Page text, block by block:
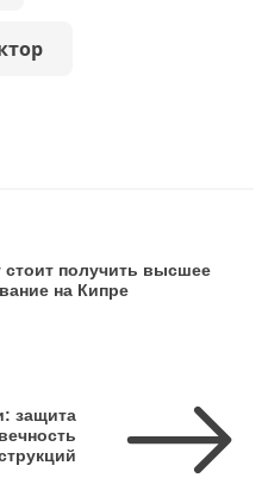
стоит получить высшее
на Кипре
защита